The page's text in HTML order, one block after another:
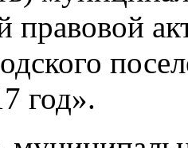
правовой
год».